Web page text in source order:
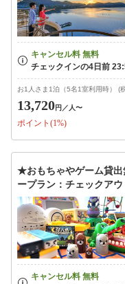
お1人さま1泊（5名1室利用時） (
13,720円 ／人〜
ポイント(1%)
★おもちゃやゲーム貸
ープラン：チェックア